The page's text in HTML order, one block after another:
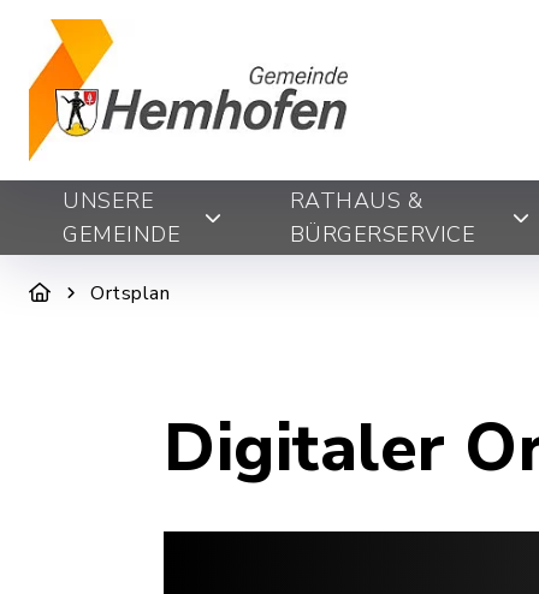
UNSERE
GEMEINDE
RATHAUS &
BÜRGERSERVICE
Ortsplan
Digitaler